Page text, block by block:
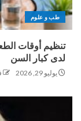
طب و علوم
تنظيم أوقات
لدى كبار السن
يوليو 29, 2026